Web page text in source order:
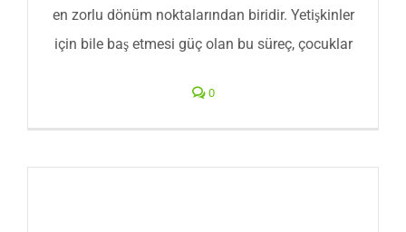
en zorlu dönüm noktalarından biridir. Yetişkinler
için bile baş etmesi güç olan bu süreç, çocuklar
0